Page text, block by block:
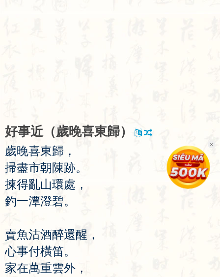
好事近 （歲晚喜東歸）
歲晚喜東歸 ，
掃盡市朝陳跡。
揀得亂山環處 ，
釣一潭澄碧。
賣魚沽酒醉還醒 ，
心事付橫笛。
家在萬重雲外 ，